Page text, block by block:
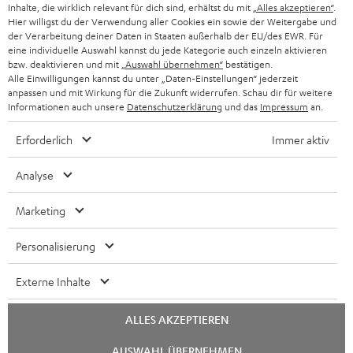
Inhalte, die wirklich relevant für dich sind, erhältst du mit „Alles akzeptieren“.
Hier willigst du der Verwendung aller Cookies ein sowie der Weitergabe und
der Verarbeitung deiner Daten in Staaten außerhalb der EU/des EWR. Für
eine individuelle Auswahl kannst du jede Kategorie auch einzeln aktivieren
bzw. deaktivieren und mit „Auswahl übernehmen“ bestätigen.
Alle Einwilligungen kannst du unter „Daten-Einstellungen“ jederzeit
anpassen und mit Wirkung für die Zukunft widerrufen. Schau dir für weitere
Informationen auch unsere Datenschutzerklärung und das Impressum an.
Erforderlich Immer aktiv
Analyse
Marketing
Personalisierung
Externe Inhalte
ALLES AKZEPTIEREN